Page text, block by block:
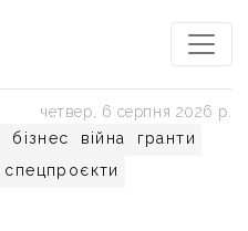
бізнес війна
гранти
спецпроєкти
четвер, 6 серпня 2026 р.